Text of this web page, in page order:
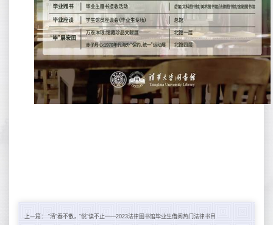
上一篇： “清”春不散，“悦”读不止——2023法律图书馆毕业生借阅热门法律书目